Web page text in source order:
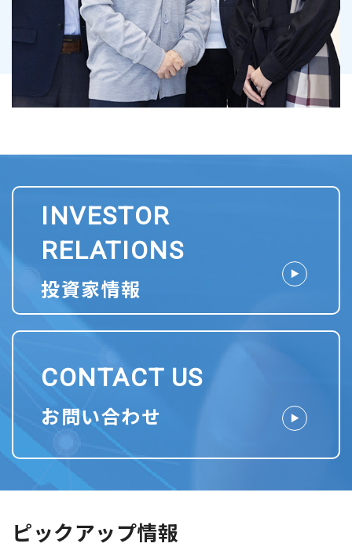
INVESTOR
RELATIONS
投資家情報
CONTACT US
お問い合わせ
ピックアップ情報